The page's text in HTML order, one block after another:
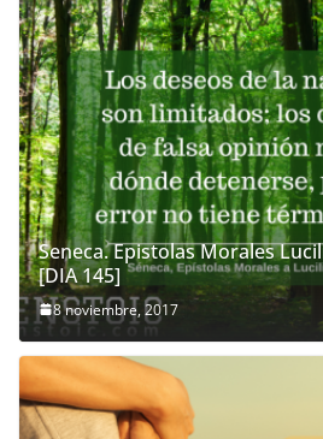
Seneca. Epistolas Morales
[DIA 145]
8 noviembre, 2017